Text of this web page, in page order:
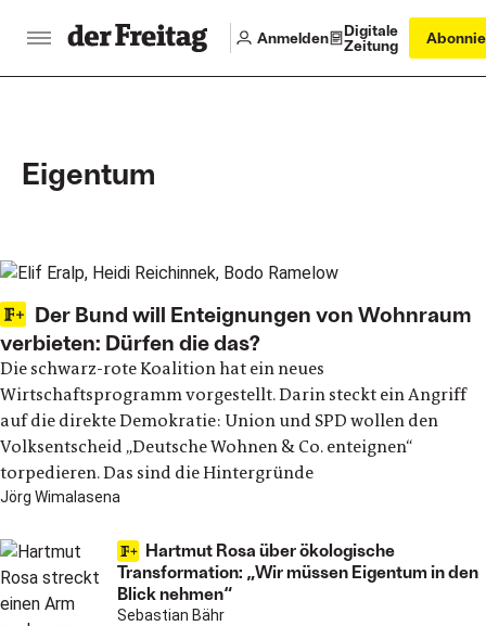
Anmelden
Digitale
Zeitung
Eigentum
Main articles
Der Bund will Enteignungen von Wohnraum
verbieten: Dürfen die das?
Die schwarz-rote Koalition hat ein neues
Wirtschaftsprogramm vorgestellt. Darin steckt ein Angriff
auf die direkte Demokratie: Union und SPD wollen den
Volksentscheid „Deutsche Wohnen & Co. enteignen“
torpedieren. Das sind die Hintergründe
Jörg Wimalasena
Hartmut Rosa über ökologische
Transformation: „Wir müssen Eigentum in den
Blick nehmen“
Sebastian Bähr